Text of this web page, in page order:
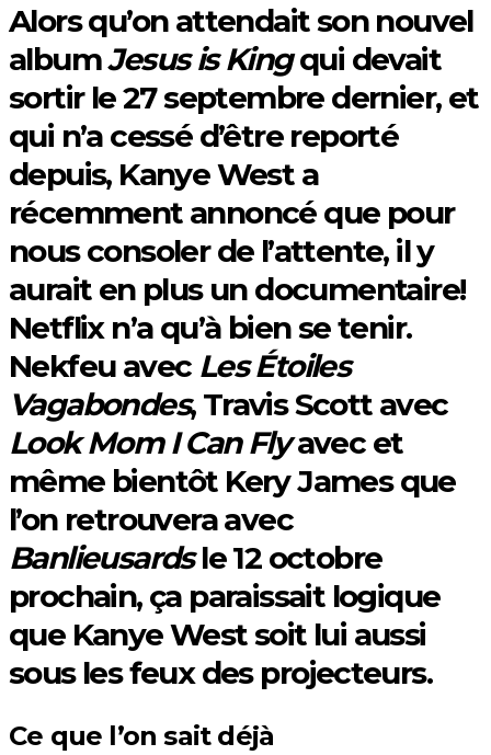
Alors qu’on attendait son nouvel
albumJesus is Kingqui devait
sortir le 27 septembre dernier, et
qui n’a cessé d’être reporté
depuis, Kanye West a
récemment annoncé que pour
nous consoler de l’attente, il y
aurait en plus un documentaire!
Netflix n’a qu’à bien se tenir.
Nekfeu avec Les Étoiles
Vagabondes, Travis Scott avec
Look Mom I Can Flyavec et
même bientôt Kery James que
l’on retrouvera avec
Banlieusardsle 12 octobre
prochain, ça paraissait logique
que Kanye West soit lui aussi
sous les feux des projecteurs.
Ce que l’on sait déjà